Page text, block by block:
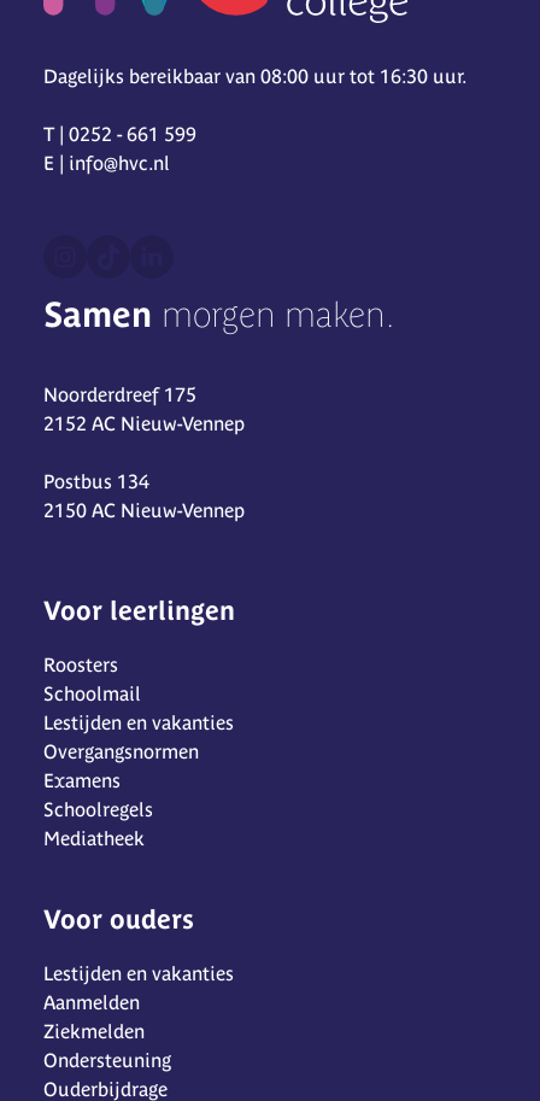
Dagelijks bereikbaar van 08:00 uur tot 16:30 uur.
T | 0252 - 661 599
E | info@hvc.nl
Samen morgen maken.
Noorderdreef 175
2152 AC Nieuw-Vennep
Postbus 134
2150 AC Nieuw-Vennep
Voor leerlingen
Roosters
Schoolmail
Lestijden en vakanties
Overgangsnormen
Examens
Schoolregels
Mediatheek
Voor ouders
Lestijden en vakanties
Aanmelden
Ziekmelden
Ondersteuning
Ouderbijdrage